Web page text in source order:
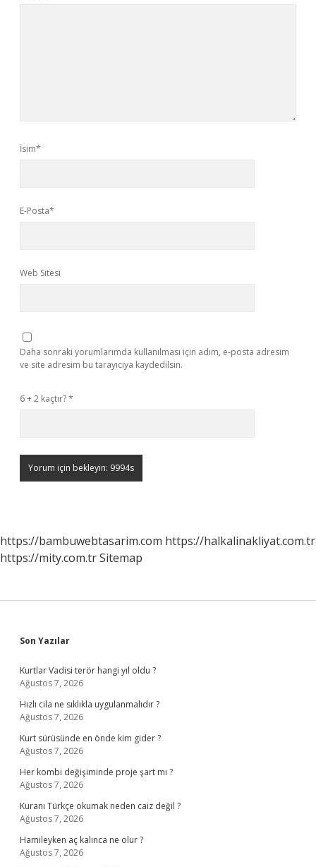
İsim*
E-Posta*
Web Sitesi
Daha sonraki yorumlarımda kullanılması için adım, e-posta adresim
ve site adresim bu tarayıcıya kaydedilsin.
6 + 2 kaçtır?*
https://bambuwebtasarim.com https://halkalinakliyat.com.tr
https://mity.com.trSitemap
Sidebar
Son Yazılar
Kurtlar Vadisi terör hangi yıl oldu ?
Ağustos 7, 2026
Hızlı cila ne sıklıkla uygulanmalıdır ?
Ağustos 7, 2026
Kurt sürüsünde en önde kim gider ?
Ağustos 7, 2026
Her kombi değişiminde proje şart mı ?
Ağustos 7, 2026
Kuranı Türkçe okumak neden caiz değil ?
Ağustos 7, 2026
Hamileyken aç kalınca ne olur ?
Ağustos 7, 2026